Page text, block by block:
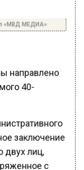
направлено
40-
заключение
двух лиц,
с